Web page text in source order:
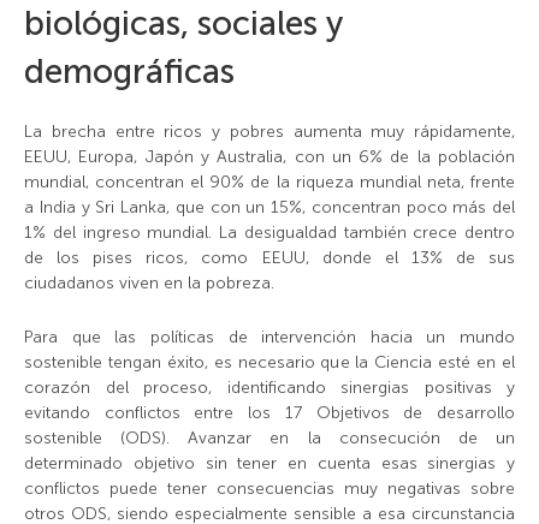
biológicas, sociales y
demográficas
La brecha entre ricos y pobres aumenta muy rápidamente,
EEUU, Europa, Japón y Australia, con un 6% de la población
mundial, concentran el 90% de la riqueza mundial neta, frente
a India y Sri Lanka, que con un 15%, concentran poco más del
1% del ingreso mundial. La desigualdad también crece dentro
de los pises ricos, como EEUU, donde el 13% de sus
ciudadanos viven en la pobreza.
Para que las políticas de intervención hacia un mundo
sostenible tengan éxito, es necesario que la Ciencia esté en el
corazón del proceso, identificando sinergias positivas y
evitando conflictos entre los 17 Objetivos de desarrollo
sostenible (ODS). Avanzar en la consecución de un
determinado objetivo sin tener en cuenta esas sinergias y
conflictos puede tener consecuencias muy negativas sobre
otros ODS, siendo especialmente sensible a esa circunstancia